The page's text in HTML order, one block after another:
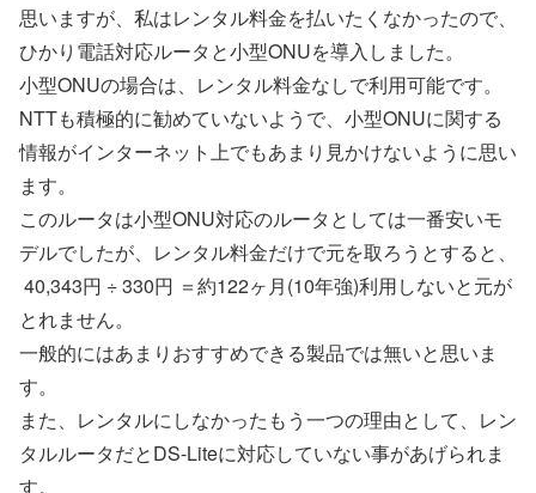
思いますが、私はレンタル料金を払いたくなかったので、
ひかり電話対応ルータと小型ONUを導入しました。
小型ONUの場合は、レンタル料金なしで利用可能です。
NTTも積極的に勧めていないようで、小型ONUに関する
情報がインターネット上でもあまり見かけないように思い
ます。
このルータは小型ONU対応のルータとしては一番安いモ
デルでしたが、レンタル料金だけで元を取ろうとすると、
40,343円 ÷ 330円 ＝約122ヶ月(10年強)利用しないと元が
とれません。
一般的にはあまりおすすめできる製品では無いと思いま
す。
また、レンタルにしなかったもう一つの理由として、レン
タルルータだとDS-Liteに対応していない事があげられま
す。